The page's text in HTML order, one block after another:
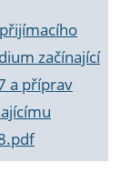
začínající
a příprav